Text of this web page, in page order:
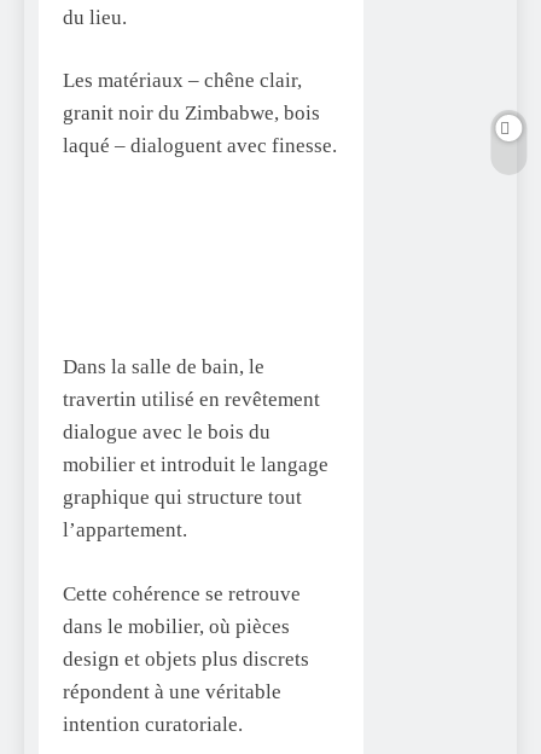
du lieu.
Les matériaux – chêne clair,
granit noir du Zimbabwe, bois
laqué – dialoguent avec finesse.
Dans la salle de bain, le
travertin utilisé en revêtement
dialogue avec le bois du
mobilier et introduit le langage
graphique qui structure tout
l’appartement.
Cette cohérence se retrouve
dans le mobilier, où pièces
design et objets plus discrets
répondent à une véritable
intention curatoriale.